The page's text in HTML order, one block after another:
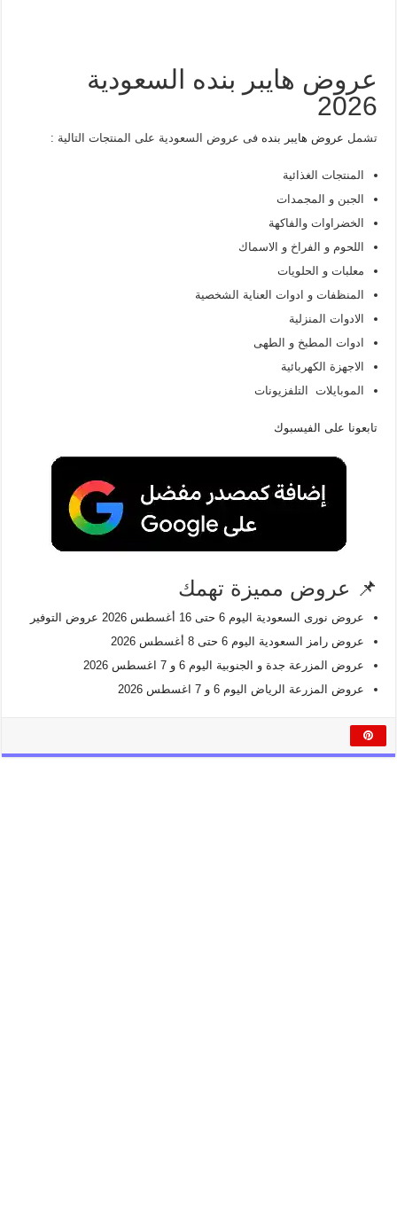
عروض هايبر بنده السعودية
2026
تشمل عروض هايبر بندهفى عروض السعودية على المنتجات التالية :
المنتجات الغذائية
الجبن و المجمدات
الخضراوات والفاكهة
اللحوم و الفراخ و الاسماك
معلبات و الحلويات
المنظفات و ادوات العناية الشخصية
الادوات المنزلية
ادوات المطبخ و الطهى
الاجهزة الكهربائية
الموبايلات التلفزيونات
تابعونا على الفيسبوك
📌 عروض مميزة تهمك
عروض نورى السعودية اليوم 6 حتى 16 أغسطس 2026 عروض التوفير
عروض رامز السعودية اليوم 6 حتى 8 أغسطس 2026
عروض المزرعة جدة و الجنوبية اليوم 6 و 7 اغسطس 2026
عروض المزرعة الرياض اليوم 6 و 7 اغسطس 2026